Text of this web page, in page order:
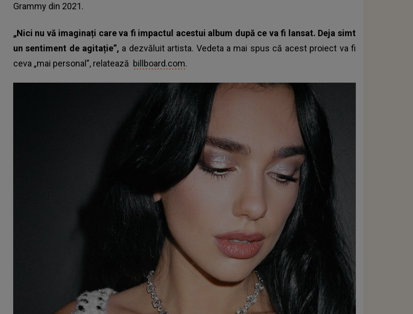
Grammy din 2021.
„Nici nu vă imaginați care va fi impactul acestui album după ce va fi lansat. Deja simt
un sentiment de agitație”, a dezvăluit artista. Vedeta a mai spus că acest proiect va fi
ceva „mai personal”, relatează billboard.com.